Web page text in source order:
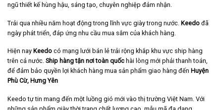
ngũ thiết kế hùng hậu, sáng tạo, chuyên nghiệp đảm nhận.
Trải qua nhiều năm hoạt động trong lĩnh vực giày trong nước. Keedo đã
ngày phát triển, đáp ứng nhu cầu mua sắm của khách hàng.
Hiện nay Keedo có mạng lưới bán lẻ trải rộng khắp khu vực ship hàng
trên cả nước. Ship hàng tận nơi toàn quốc hài lòng mới phải thanh toán,
để đảm bảo quyền lợi khách hàng mua sản phẩm giao hàng đến Huyện
Phù Cừ, Hưng Yên
Keedo tự tin mang đến một luồng gió mới vào thị trường Việt Nam. Với